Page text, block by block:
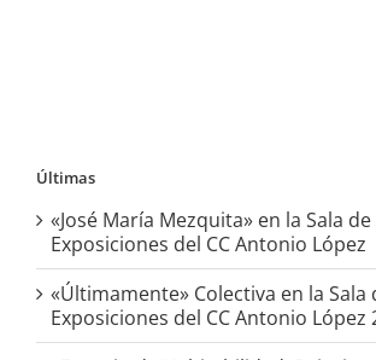
Últimas
«José María Mezquita» en la Sala de
Exposiciones del CC Antonio López
«Últimamente» Colectiva en la Sala
Exposiciones del CC Antonio López